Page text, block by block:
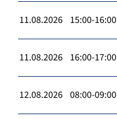
11.08.2026 15:00-16:00
11.08.2026 16:00-17:00
12.08.2026 08:00-09:00